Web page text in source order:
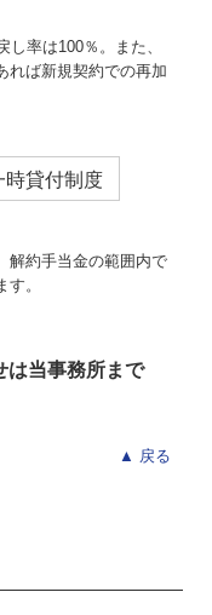
率は100％。また、
れば新規契約での再加
貸付制度
解約手当金の範囲内で
。
は当事務所まで
▲ 戻る